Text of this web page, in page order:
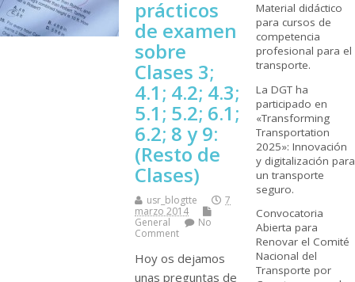
prácticos
de examen
sobre
Clases 3;
4.1; 4.2; 4.3;
5.1; 5.2; 6.1;
6.2; 8 y 9:
(Resto de
Clases)
usr_blogtte
7
marzo 2014
General
No
Comment
Hoy os dejamos
unas preguntas de
Material didáctico
para cursos de
competencia
profesional para el
transporte.
La DGT ha
participado en
«Transforming
Transportation
2025»: Innovación
y digitalización para
un transporte
seguro.
Convocatoria
Abierta para
Renovar el Comité
Nacional del
Transporte por